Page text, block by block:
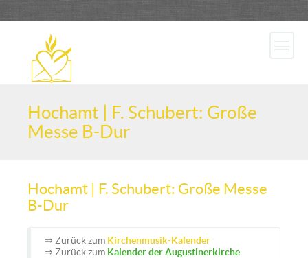
Hochamt | F. Schubert: Große
Messe B-Dur
Hochamt | F. Schubert: Große Messe
B-Dur
⇒ Zurück zum Kirchenmusik-Kalender
⇒ Zurück zum Kalender der Augustinerkirche